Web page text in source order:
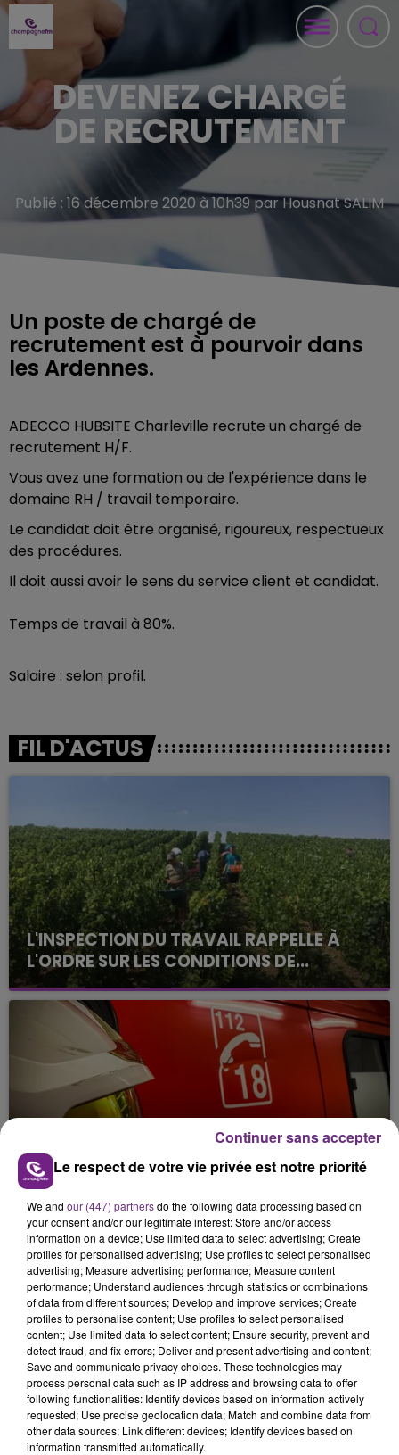
DEVENEZ CHARGÉ
DE RECRUTEMENT
Publié : 16 décembre 2020 à 10h39 par Housnat SALIM
Un poste de chargé de
recrutement est à pourvoir dans
les Ardennes.
ADECCO HUBSITE Charleville recrute un chargé de
recrutement H/F.
Vous avez une formation ou de l'expérience dans le
domaine RH / travail temporaire.
Le candidat doit être organisé, rigoureux, respectueux
des procédures.
Il doit aussi avoir le sens du service client et candidat.
Temps de travail à 80%.
Salaire : selon profil.
FIL D'ACTUS
L'INSPECTION DU TRAVAIL RAPPELLE À
L'ORDRE SUR LES CONDITIONS DE...
Alors que les dates de début des vendange 2026
s'est avéré être plus précoce que prévu,
l'inspection du Travail en profite pour rappeler
les conditions de...
UN FEU DE REMORQUE BLOQUE LA
CIRCULATION DANS LES ARDENNES
Un feu de remorque s'est déclaré ce mercredi en
fin de matinée sur l'A34.
TITRES DIFFUSÉS
20h33
20h33 20h30
20h30
Le respect de votre vie privée est notre priorité
We and our (447) partnersdo the following data processing based on
your consent and/or our legitimate interest: Store and/or access
information on a device; Use limited data to select advertising; Create
profiles for personalised advertising; Use profiles to select personalised
advertising; Measure advertising performance; Measure content
performance; Understand audiences through statistics or combinations
of data from different sources; Develop and improve services; Create
profiles to personalise content; Use profiles to select personalised
content; Use limited data to select content; Ensure security, prevent and
detect fraud, and fix errors; Deliver and present advertising and content;
Save and communicate privacy choices. These technologies may
process personal data such as IP address and browsing data to offer
following functionalities: Identify devices based on information actively
requested; Use precise geolocation data; Match and combine data from
other data sources; Link different devices; Identify devices based on
information transmitted automatically.
Continuer sans accepter